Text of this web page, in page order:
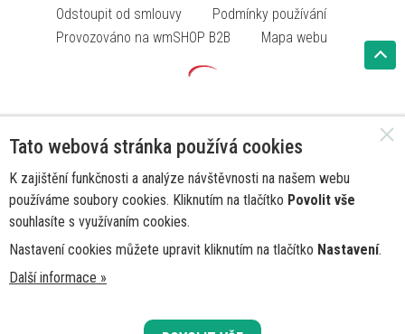
Odstoupit od smlouvy
Podmínky používání
Provozováno na wmSHOP B2B
Mapa webu
Tato webová stránka používá cookies
K zajištění funkčnosti a analýze návštěvnosti na našem webu
používáme soubory cookies. Kliknutím na tlačítko Povolit vše
souhlasíte s využívaním cookies.
Nastavení cookies můžete upravit kliknutím na tlačítko Nastavení.
Další informace »